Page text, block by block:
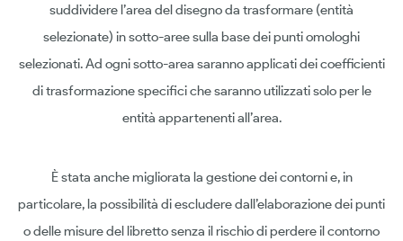
suddividere l’area del disegno da trasformare (entità
selezionate) in sotto-aree sulla base dei punti omologhi
selezionati. Ad ogni sotto-area saranno applicati dei coefficienti
di trasformazione specifici che saranno utilizzati solo per le
entità appartenenti all’area.
È stata anche migliorata la gestione dei contorni e, in
particolare, la possibilità di escludere dall’elaborazione dei punti
o delle misure del libretto senza il rischio di perdere il contorno